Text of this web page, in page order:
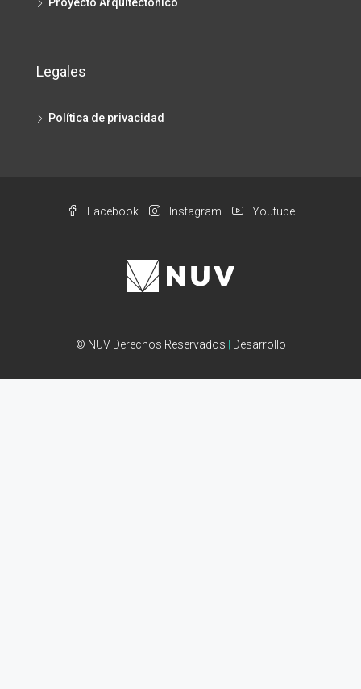
Legales
Política de privacidad
Facebook Instagram Youtube
© NUV Derechos Reservados | Desarrollo